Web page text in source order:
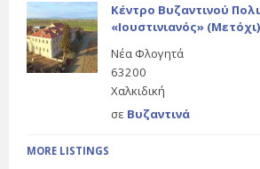
Κέντρο Βυζαντινού
«Ιουστινιανός»
Νέα Φλογητά
63200
Χαλκιδική
σε Βυζαντινά
MORE LISTINGS